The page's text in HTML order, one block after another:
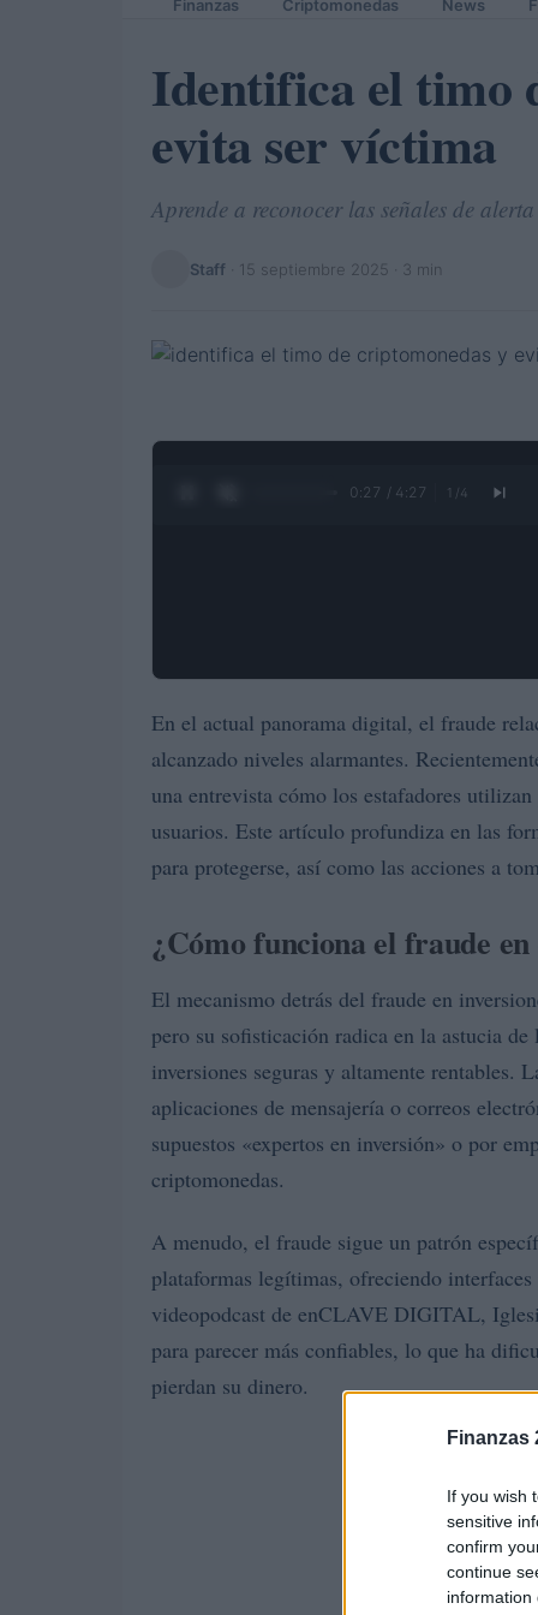
Finanzas
If you wish
sensitive
confirm
continue
information
Finanzas Criptomonedas News
Identifica el timo
evita ser víctima
Aprende a reconocer las señales de
Staff 15 septiembre 2025 · 3 min
0:28 / 4:27 1 /4
En el actual panorama digital, el fraude
alcanzado niveles alarmantes.
una entrevista cómo los estafadores
usuarios. Este artículo profundiza en las
para protegerse, así como las acciones a
¿Cómo funciona el fraude
El mecanismo detrás del fraude en
pero su sofisticación radica en la astucia
inversiones seguras y altamente rentables.
aplicaciones de mensajería o correos
supuestos «expertos en inversión» o por
criptomonedas.
A menudo, el fraude sigue un patrón
plataformas legítimas, ofreciendo
videopodcast de enCLAVE DIGITAL,
para parecer más confiables, lo que ha
pierdan su dinero.